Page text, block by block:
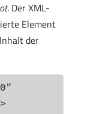
. Der XML-
Element
der